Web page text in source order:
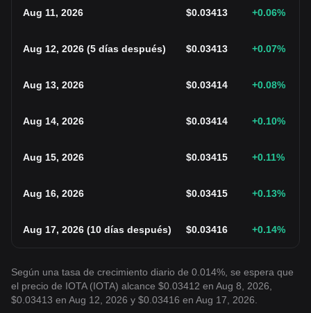
Aug 11, 2026 $0.03413 +0.06%
Aug 12, 2026 (5 días después) $0.03413 +0.07%
Aug 13, 2026 $0.03414 +0.08%
Aug 14, 2026 $0.03414 +0.10%
Aug 15, 2026 $0.03415 +0.11%
Aug 16, 2026 $0.03415 +0.13%
Aug 17, 2026 (10 días después) $0.03416 +0.14%
Según una tasa de crecimiento diario de 0.014%, se espera que
el precio de IOTA (IOTA) alcance $0.03412 en Aug 8, 2026,
$0.03413 en Aug 12, 2026 y $0.03416 en Aug 17, 2026.